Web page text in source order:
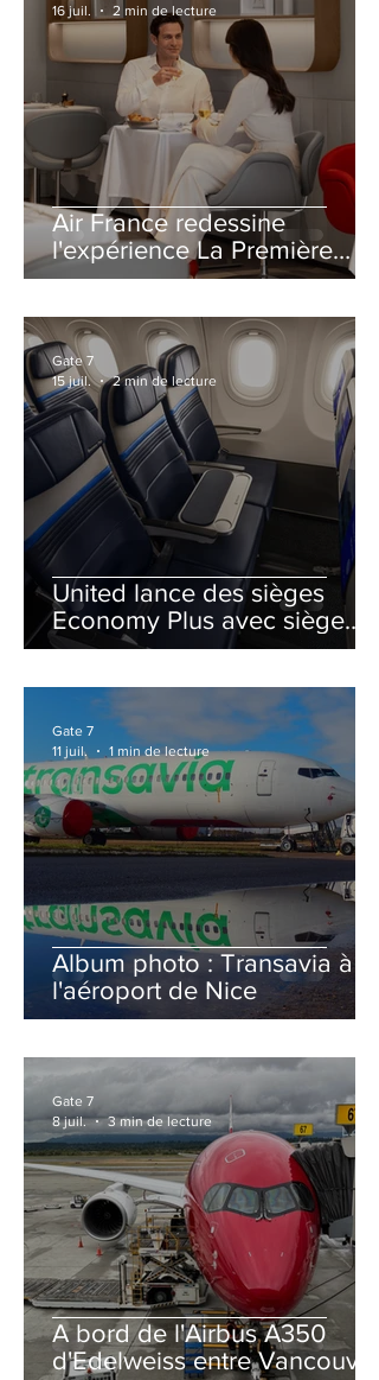
Air France redessine
l'expérience La Première
avec un salon entièrement
16 juil.
2 min de lecture
United lance des sièges
Economy Plus avec siège
central neutralisé
Gate 7
15 juil.
2 min de lecture
Album photo : Transavia à
l'aéroport de Nice
Gate 7
11 juil.
1 min de lecture
A bord de l'Airbus A350
d'Edelweiss entre Vancouver
Gate 7
8 juil.
3 min de lecture